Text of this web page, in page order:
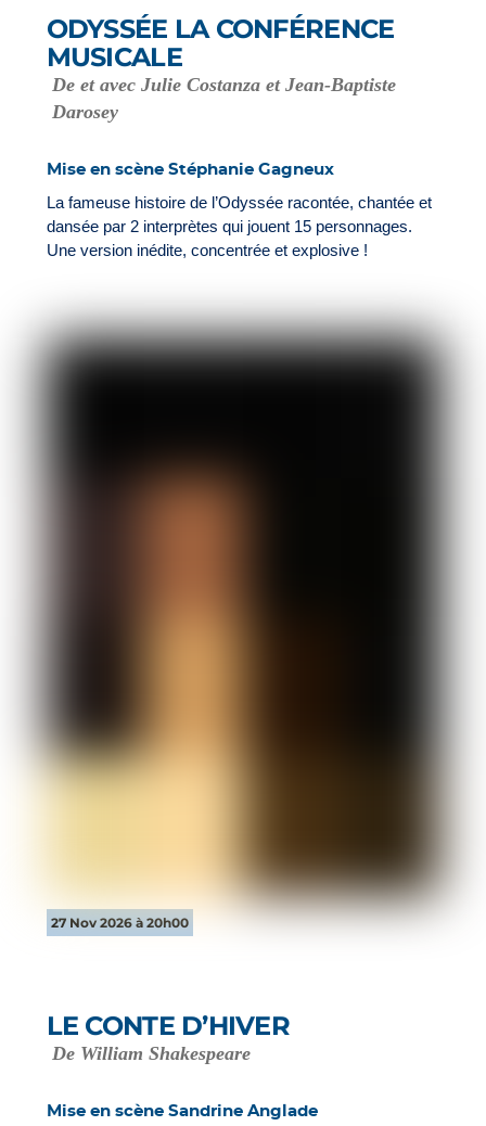
ODYSSÉE LA CONFÉRENCE
MUSICALE
De et avec Julie Costanza et Jean-Baptiste
Darosey
Mise en scène Stéphanie Gagneux
La fameuse histoire de l’Odyssée racontée, chantée et
dansée par 2 interprètes qui jouent 15 personnages.
Une version inédite, concentrée et explosive !
27 Nov 2026 à 20h00
LE CONTE D’HIVER
De William Shakespeare
Mise en scène Sandrine Anglade